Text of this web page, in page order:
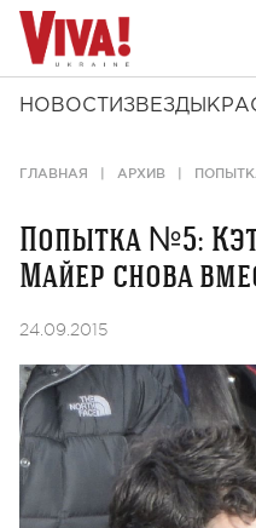
НОВОСТИ ЗВЕЗДЫ
ГЛАВНАЯ АРХИВ
Попытка №5:
Майер снова
24.09.2015